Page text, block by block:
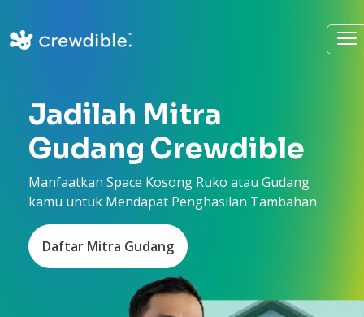
Jadilah Mitra
Gudang Crewdible
Manfaatkan Space Kosong Ruko atau Gudang
kamu untuk Mendapat Penghasilan Tambahan
Daftar Mitra Gudang